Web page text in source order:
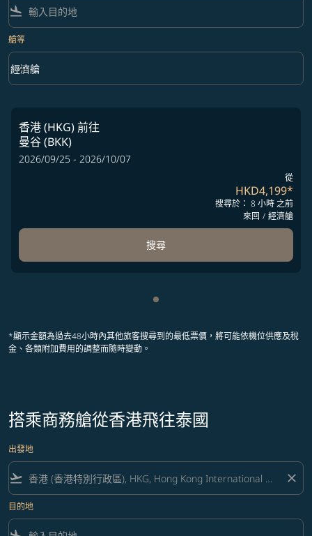
flight_land
艙等
艙等 option 經濟艙 Selected
經濟艙
keyboard_arrow_down
香港 (HKG)前往
曼谷 (BKK)
2026/09/25 - 2026/10/07
從
HKD4,199*
搜尋於： 8 小時 之前
來回 / 經濟艙
搜尋
顯示 cmp-pagination-
*顯示金額為過去48小時內其他旅客搜尋到的最低票價，將可能依機位供應及稅
金、各類附加費用的調整而隨時變動。
搭乘商務艙從香港飛往泰國
出發地
flight_takeoff close
目的地